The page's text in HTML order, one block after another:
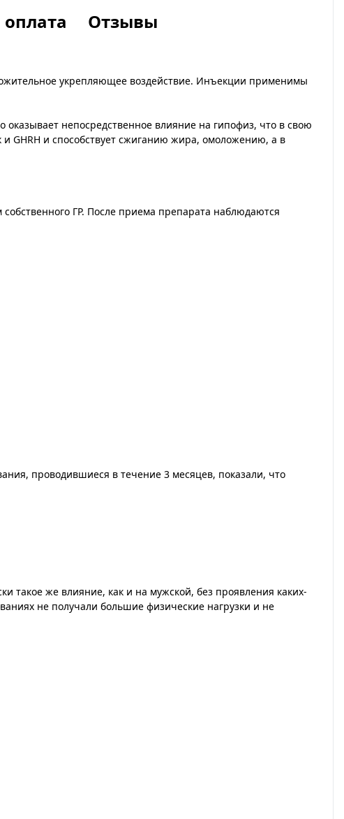
Отзывы
укрепляющее воздействие. Инъекции применимы
непосредственное влияние на гипофиз, что в свою
GHRH и способствует сжиганию жира, омоложению, а в
ГР. После приема препарата наблюдаются
проводившиеся в течение 3 месяцев, показали, что
такое же влияние, как и на мужской, без проявления каких-
не получали большие физические нагрузки и не